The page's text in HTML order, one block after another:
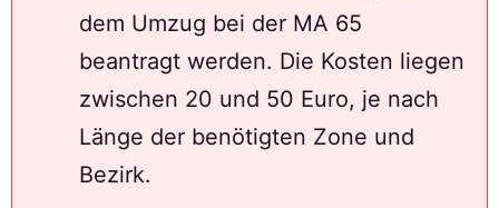
dem Umzug bei der MA 65
beantragt werden. Die Kosten liegen
zwischen 20 und 50 Euro, je nach
Länge der benötigten Zone und
Bezirk.